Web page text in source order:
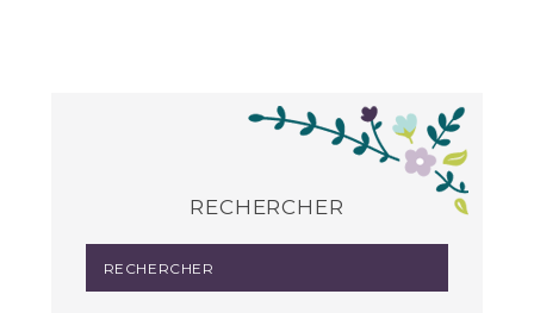
RECHERCHER